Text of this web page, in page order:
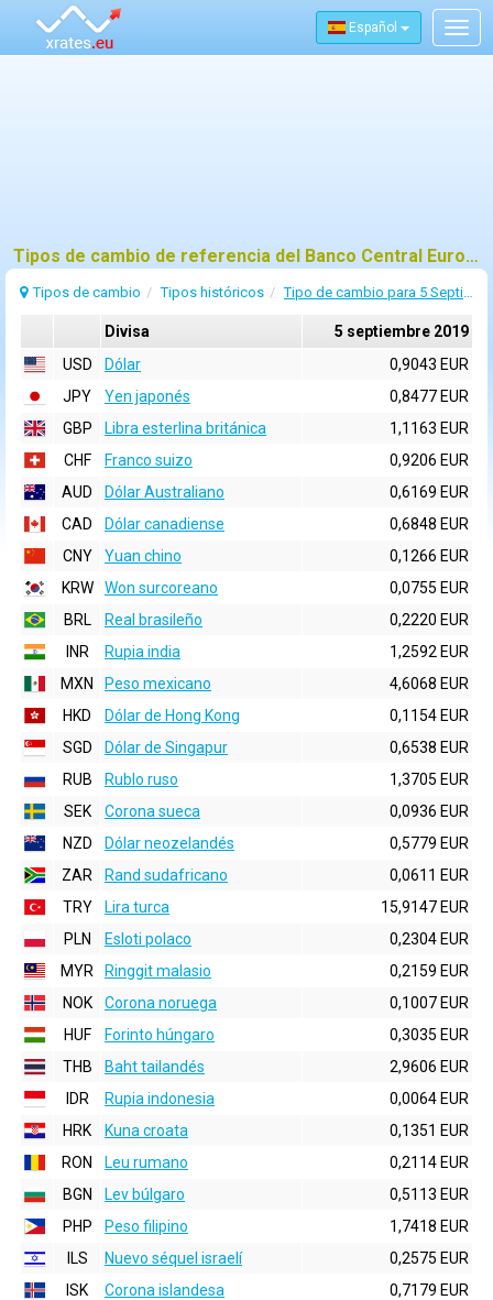
Español
Tipos de cambio de referencia del Banco Central Europeo (BCE) para 5 septiembre 2019
Tipos de cambio Tipos históricos Tipo de cambio para 5 Septiembre 2019
Divisa
5 septiembre 2019
USD
Dólar
0,9043 EUR
JPY
Yen japonés
0,8477 EUR
GBP
Libra esterlina británica
1,1163 EUR
CHF
Franco suizo
0,9206 EUR
AUD
Dólar Australiano
0,6169 EUR
CAD
Dólar canadiense
0,6848 EUR
CNY
Yuan chino
0,1266 EUR
KRW
Won surcoreano
0,0755 EUR
BRL
Real brasileño
0,2220 EUR
INR
Rupia india
1,2592 EUR
MXN
Peso mexicano
4,6068 EUR
HKD
Dólar de Hong Kong
0,1154 EUR
SGD
Dólar de Singapur
0,6538 EUR
RUB
Rublo ruso
1,3705 EUR
SEK
Corona sueca
0,0936 EUR
NZD
Dólar neozelandés
0,5779 EUR
ZAR
Rand sudafricano
0,0611 EUR
TRY
Lira turca
15,9147 EUR
PLN
Esloti polaco
0,2304 EUR
MYR
Ringgit malasio
0,2159 EUR
NOK
Corona noruega
0,1007 EUR
HUF
Forinto húngaro
0,3035 EUR
THB
Baht tailandés
2,9606 EUR
IDR
Rupia indonesia
0,0064 EUR
HRK
Kuna croata
0,1351 EUR
RON
Leu rumano
0,2114 EUR
BGN
Lev búlgaro
0,5113 EUR
PHP
Peso filipino
1,7418 EUR
ILS
Nuevo séquel israelí
0,2575 EUR
ISK
Corona islandesa
0,7179 EUR